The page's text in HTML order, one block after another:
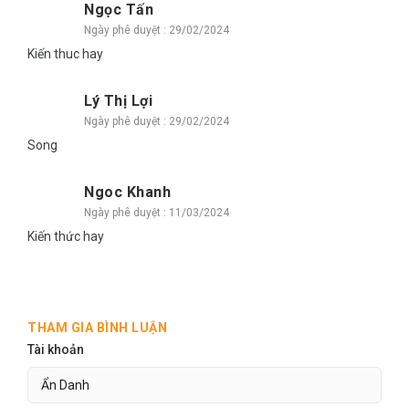
Ngọc Tấn
Ngày phê duyệt : 29/02/2024
Kiến thuc hay
Lý Thị Lợi
Ngày phê duyệt : 29/02/2024
Song
Ngoc Khanh
Ngày phê duyệt : 11/03/2024
Kiến thức hay
THAM GIA BÌNH LUẬN
Tài khoản